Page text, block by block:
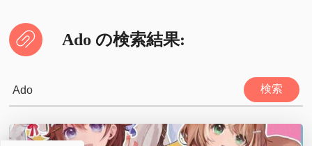
Ado の検索結果: